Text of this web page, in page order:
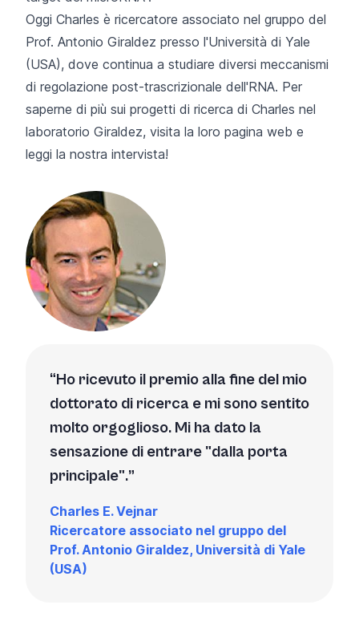
Oggi Charles è ricercatore associato nel gruppo del
Prof. Antonio Giraldez presso l'Università di Yale
(USA), dove continua a studiare diversi meccanismi
di regolazione post-trascrizionale dell'RNA. Per
saperne di più sui progetti di ricerca di Charles nel
laboratorio Giraldez, visita la loro pagina web e
leggi la nostra intervista!
Ho ricevuto il premio alla fine del mio
dottorato di ricerca e mi sono sentito
molto orgoglioso. Mi ha dato la
sensazione di entrare "dalla porta
principale".
Charles E. Vejnar
Ricercatore associato nel gruppo del
Prof. Antonio Giraldez, Università di Yale
(USA)